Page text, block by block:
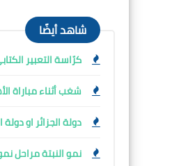
شاهد أيضًا
كرّاسة التعبير
شغب أثناء مباراة الأهلي
دولة الجزائر او
نمو النبتة مراحل